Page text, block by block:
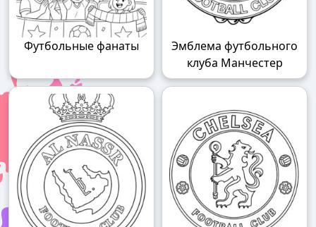
Футбольные фанаты
Эмблема футбольного
клуба Манчестер